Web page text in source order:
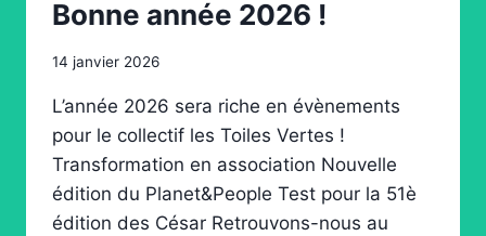
Bonne année 2026 !
14 janvier 2026
L’année 2026 sera riche en évènements
pour le collectif les Toiles Vertes !
Transformation en association Nouvelle
édition du Planet&People Test pour la 51è
édition des César Retrouvons-nous au